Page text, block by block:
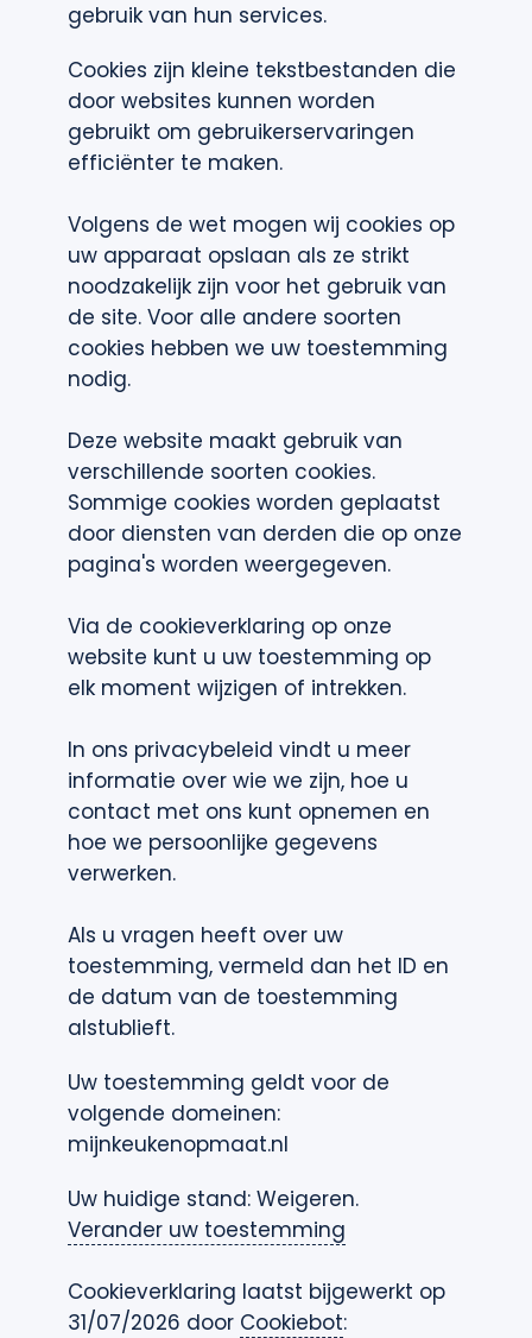
gebruik van hun services.
Cookies zijn kleine tekstbestanden die
door websites kunnen worden
gebruikt om gebruikerservaringen
efficiënter te maken.
Volgens de wet mogen wij cookies op
uw apparaat opslaan als ze strikt
noodzakelijk zijn voor het gebruik van
de site. Voor alle andere soorten
cookies hebben we uw toestemming
nodig.
Deze website maakt gebruik van
verschillende soorten cookies.
Sommige cookies worden geplaatst
door diensten van derden die op onze
pagina's worden weergegeven.
Via de cookieverklaring op onze
website kunt u uw toestemming op
elk moment wijzigen of intrekken.
In ons privacybeleid vindt u meer
informatie over wie we zijn, hoe u
contact met ons kunt opnemen en
hoe we persoonlijke gegevens
verwerken.
Als u vragen heeft over uw
toestemming, vermeld dan het ID en
de datum van de toestemming
alstublieft.
Uw toestemming geldt voor de
volgende domeinen:
mijnkeukenopmaat.nl
Uw huidige stand: Weigeren.
Verander uw toestemming
Cookieverklaring laatst bijgewerkt op
31/07/2026 door Cookiebot: